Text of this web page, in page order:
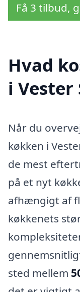
Få 3 tilbud,
Hvad
i Vester
Når du
køkken i
de mest
på et nyt
afhængigt af
køkkenets
sted mellem